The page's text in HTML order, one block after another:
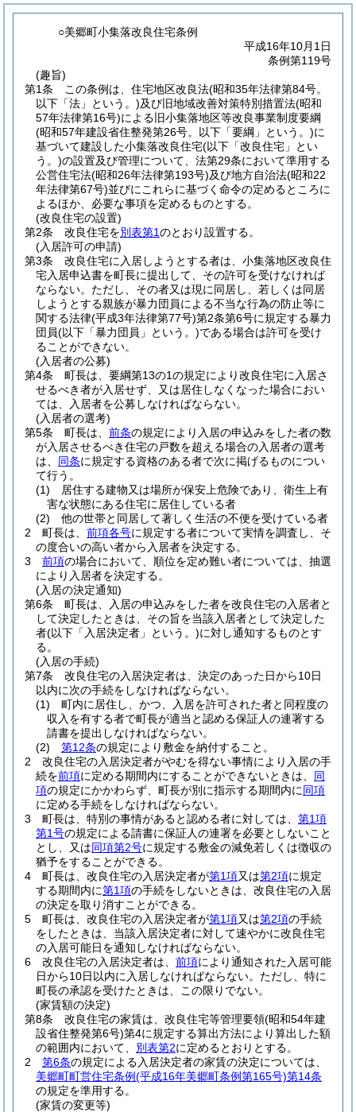
○美郷町小集落改良住宅条例
平成16年10月1日
条例第119号
(趣旨)
第1条
この条例は、住宅地区改良法(昭和35年法律第84号。
以下「法」という。)及び旧地域改善対策特別措置法(昭和
57年法律第16号)による旧小集落地区等改良事業制度要綱
(昭和57年建設省住整発第26号。以下「要綱」という。)に
基づいて建設した小集落改良住宅(以下「改良住宅」とい
う。)の設置及び管理について、法第29条において準用する
公営住宅法(昭和26年法律第193号)及び地方自治法(昭和22
年法律第67号)並びにこれらに基づく命令の定めるところに
よるほか、必要な事項を定めるものとする。
(改良住宅の設置)
第2条
改良住宅を別表第1のとおり設置する。
(入居許可の申請)
第3条
改良住宅に入居しようとする者は、小集落地区改良住
宅入居申込書を町長に提出して、その許可を受けなければ
ならない。 ただし、その者又は現に同居し、若しくは同居
しようとする親族が暴力団員による不当な行為の防止等に
関する法律(平成3年法律第77号)第2条第6号に規定する暴力
団員(以下「暴力団員」という。)である場合は許可を受け
ることができない。
(入居者の公募)
第4条
町長は、要綱第13の1の規定により改良住宅に入居さ
せるべき者が入居せず、又は居住しなくなった場合におい
ては、入居者を公募しなければならない。
(入居者の選考)
第5条
町長は、 前条の規定により入居の申込みをした者の数
が入居させるべき住宅の戸数を超える場合の入居者の選考
は、 同条に規定する資格のある者で次に掲げるものについ
て行う。
(1)
居住する建物又は場所が保安上危険であり、衛生上有
害な状態にある住宅に居住している者
(2)
他の世帯と同居して著しく生活の不便を受けている者
2
町長は、 前項各号に規定する者について実情を調査し、そ
の度合いの高い者から入居者を決定する。
3
前項の場合において、順位を定め難い者については、抽選
により入居者を決定する。
(入居の決定通知)
第6条
町長は、入居の申込みをした者を改良住宅の入居者と
して決定したときは、その旨を当該入居者として決定した
者(以下「入居決定者」という。)に対し通知するものとす
る。
(入居の手続)
第7条
改良住宅の入居決定者は、決定のあった日から10日
以内に次の手続をしなければならない。
(1)
町内に居住し、かつ、入居を許可された者と同程度の
収入を有する者で町長が適当と認める保証人の連署する
請書を提出しなければならない。
(2)
第12条の規定により敷金を納付すること。
2
改良住宅の入居決定者がやむを得ない事情により入居の手
続を前項に定める期間内にすることができないときは、 同
項の規定にかかわらず、町長が別に指示する期間内に同項
に定める手続をしなければならない。
3
町長は、特別の事情があると認める者に対しては、 第1項
第1号の規定による請書に保証人の連署を必要としないこと
とし、又は同項第2号に規定する敷金の減免若しくは徴収の
猶予をすることができる。
4
町長は、改良住宅の入居決定者が第1項又は第2項に規定
する期間内に第1項の手続をしないときは、改良住宅の入居
の決定を取り消すことができる。
5
町長は、改良住宅の入居決定者が第1項又は第2項の手続
をしたときは、当該入居決定者に対して速やかに改良住宅
の入居可能日を通知しなければならない。
6
改良住宅の入居決定者は、 前項により通知された入居可能
日から10日以内に入居しなければならない。 ただし、特に
町長の承認を受けたときは、この限りでない。
(家賃額の決定)
第8条
改良住宅の家賃は、改良住宅等管理要領(昭和54年建
設省住整発第6号)第4に規定する算出方法により算出した額
の範囲内において、 別表第2に定めるとおりとする。
2
第6条の規定による入居決定者の家賃の決定については、
美郷町町営住宅条例(平成16年美郷町条例第165号)第14条
の規定を準用する。
(家賃の変更等)